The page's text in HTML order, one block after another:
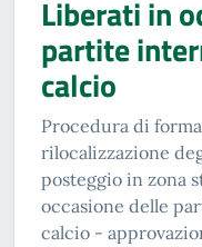
Liberati in
partite
calcio
Procedura di
rilocalizzazione
posteggio in zona
occasione delle
calcio -